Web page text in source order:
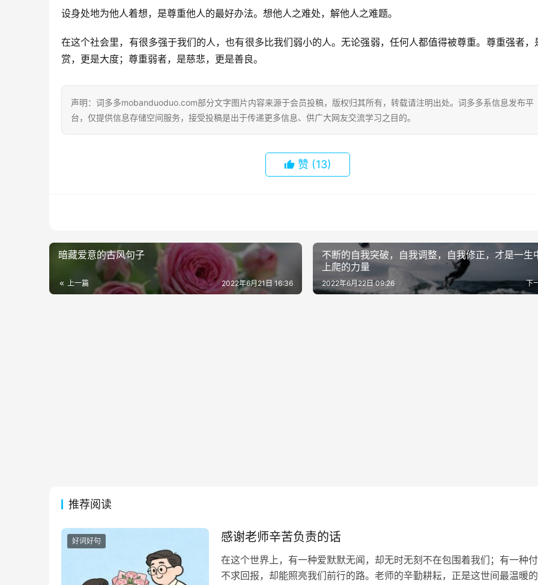
设身处地为他人着想，是尊重他人的最好办法。想他人之难处，解他人之难题。
在这个社会里，有很多强于我们的人，也有很多比我们弱小的人。无论强弱，任何人都值得被尊重。尊重强者，
赏，更是大度；尊重弱者，是慈悲，更是善良。
声明：词多多mobanduoduo.com部分文字图片内容来源于会员投稿，版权归其所有，转载请注明出处。词多多系信息发布平
台，仅提供信息存储空间服务，接受投稿是出于传递更多信息、供广大网友交流学习之目的。
赞 (13)
暗藏爱意的古风句子
上一篇 2022年6月21日 16:36
不断的自我突破，自我调整，自我修正，才是一生
上爬的力量
下
2022年6月22日 09:26
推荐阅读
好词好句 感谢老师辛苦负责的话
在这个世界上，有一种爱默默无闻，却无时无刻不在包围着我们；有一种
不求回报，却能照亮我们前行的路。老师的辛勤耕耘，正是这世间最温暖的